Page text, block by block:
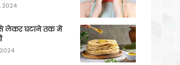
2024
लेकर घटाने तक में